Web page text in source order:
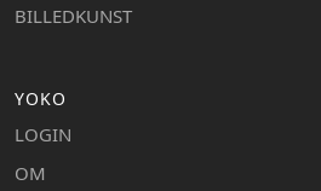
BILLEDKUNST
YOKO
LOGIN
OM